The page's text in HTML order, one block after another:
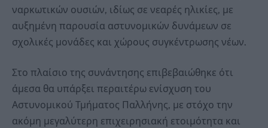
ναρκωτικών ουσιών, ιδίως σε νεαρές ηλικίες, με
αυξημένη παρουσία αστυνομικών δυνάμεων σε
σχολικές μονάδες και χώρους συγκέντρωσης νέων.
Στο πλαίσιο της συνάντησης επιβεβαιώθηκε ότι
άμεσα θα υπάρξει περαιτέρω ενίσχυση του
Αστυνομικού Τμήματος Παλλήνης, με στόχο την
ακόμη μεγαλύτερη επιχειρησιακή ετοιμότητα και